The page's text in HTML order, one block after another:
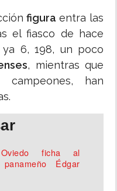
figura entra las
el fiasco de hace
6, 198, un poco
, mientras que
campeones, han
ficha al
panameño Édgar